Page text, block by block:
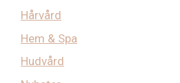
Hårvård
Hem & Spa
Hudvård